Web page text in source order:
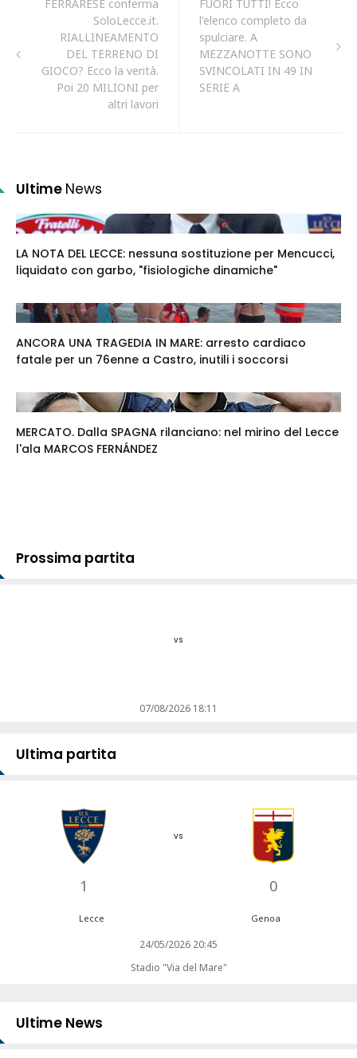
FERRARESE conferma
SoloLecce.it.
RIALLINEAMENTO
DEL TERRENO DI
GIOCO? Ecco la verità.
Poi 20 MILIONI per
altri lavori
FUORI TUTTI! Ecco
l'elenco completo da
spulciare. A
MEZZANOTTE SONO
SVINCOLATI IN 49 IN
SERIE A
Ultime News
LA NOTA DEL LECCE: nessuna sostituzione per Mencucci,
liquidato con garbo, "fisiologiche dinamiche"
ANCORA UNA TRAGEDIA IN MARE: arresto cardiaco
fatale per un 76enne a Castro, inutili i soccorsi
MERCATO. Dalla SPAGNA rilanciano: nel mirino del Lecce
l'ala MARCOS FERNÁNDEZ
Prossima partita
vs
07/08/2026 18:11
Ultima partita
1
vs
0
Lecce Genoa
24/05/2026 20:45
Stadio "Via del Mare"
Ultime News